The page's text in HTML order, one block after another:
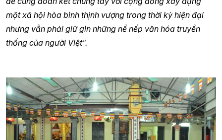
một xã hội hòa bình thịnh vượng trong thời kỳ hiện đại
nhưng vẫn phải giữ gìn những nề nếp văn hóa truyền
thống của người Việt".